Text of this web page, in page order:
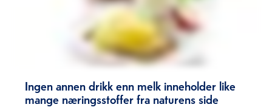
Ingen annen drikk enn melk inneholder like
mange næringsstoffer fra naturens side